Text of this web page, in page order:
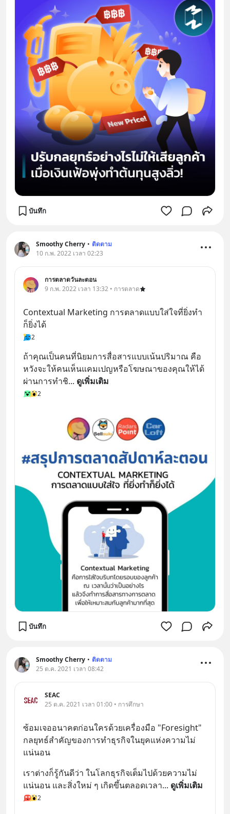
บันทึก
Smoothy Cherry • ติดตาม
10 ก.พ. 2022 เวลา 02:23
การตลาดวันละตอน
9 ก.พ. 2022 เวลา 13:32 • การตลาด
Contextual Marketing การตลาดแบบใส่ใจที่ยิ่งทำ
ก็ยิ่งได้
2
ถ้าคุณเป็นคนที่นิยมการสื่อสารแบบเน้นปริมาณ คือ
หวังจะให้คนเห็นแคมเปญหรือโฆษณาของคุณให้ได้
ผ่านการทำชิ... ดูเพิ่มเติม
2
บันทึก
Smoothy Cherry • ติดตาม
25 ต.ค. 2021 เวลา 08:42
SEAC
25 ต.ค. 2021 เวลา 01:00 • การศึกษา
ซ้อมเจออนาคตก่อนใครด้วยเครื่องมือ "Foresight"
กลยุทธ์สำคัญของการทำธุรกิจในยุคแห่งความไม่
แน่นอน
เราต่างก็รู้กันดีว่า ในโลกธุรกิจเต็มไปด้วยความไม่
แน่นอน และสิ่งใหม่ ๆ เกิดขึ้นตลอดเวลา... ดูเพิ่มเติม
2